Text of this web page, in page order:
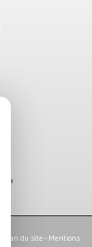
Plan du site - Mentions